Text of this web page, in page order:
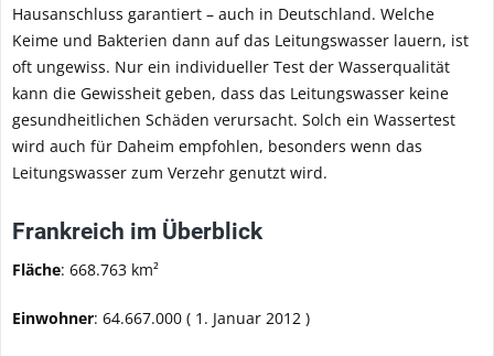
Hausanschluss garantiert – auch in Deutschland. Welche
Keime und Bakterien dann auf das Leitungswasser lauern, ist
oft ungewiss. Nur ein individueller Test der Wasserqualität
kann die Gewissheit geben, dass das Leitungswasser keine
gesundheitlichen Schäden verursacht. Solch ein Wassertest
wird auch für Daheim empfohlen, besonders wenn das
Leitungswasser zum Verzehr genutzt wird.
Frankreich im Überblick
Fläche: 668.763 km²
Einwohner: 64.667.000 ( 1. Januar 2012 )